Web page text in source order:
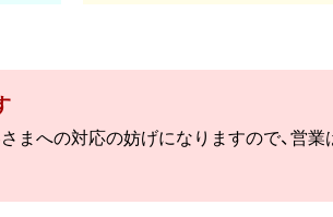
まへの対応の妨げになりますので、営